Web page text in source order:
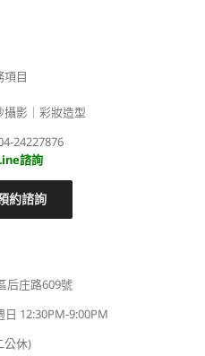
項目
影｜彩妝造型
24227876
諮詢
約諮詢
后庄路609號
12:30PM-9:00PM
公休)